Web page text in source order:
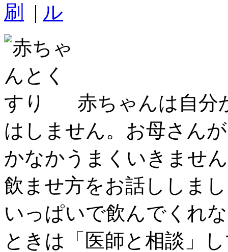
|
赤ちゃんは自分
はしません。お母さん
かなかうまくいきませ
飲ませ方をお話ししま
いっぱいで飲んでくれ
ときは「医師と相談」